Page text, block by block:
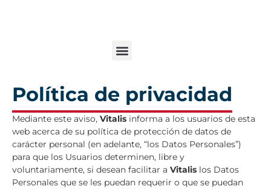
Política de privacidad
Mediante este aviso, Vitalis informa a los usuarios de esta
web acerca de su política de protección de datos de
carácter personal (en adelante, “los Datos Personales”)
para que los Usuarios determinen, libre y
voluntariamente, si desean facilitar a Vitalis los Datos
Personales que se les puedan requerir o que se puedan